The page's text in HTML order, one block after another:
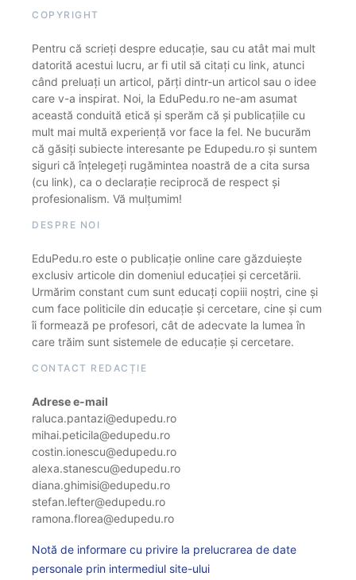
COPYRIGHT
Pentru că scrieți despre educație, sau cu atât mai mult
datorită acestui lucru, ar fi util să citați cu link, atunci
când preluați un articol, părți dintr-un articol sau o idee
care v-a inspirat. Noi, la EduPedu.ro ne-am asumat
această conduită etică și sperăm că și publicațiile cu
mult mai multă experiență vor face la fel. Ne bucurăm
că găsiți subiecte interesante pe Edupedu.ro și suntem
siguri că înțelegeți rugămintea noastră de a cita sursa
(cu link), ca o declarație reciprocă de respect și
profesionalism. Vă mulțumim!
DESPRE NOI
EduPedu.ro este o publicație online care găzduiește
exclusiv articole din domeniul educației și cercetării.
Urmărim constant cum sunt educați copiii noștri, cine și
cum face politicile din educație și cercetare, cine și cum
îi formează pe profesori, cât de adecvate la lumea în
care trăim sunt sistemele de educație și cercetare.
CONTACT REDACȚIE
Adrese e-mail
raluca.pantazi@edupedu.ro
mihai.peticila@edupedu.ro
costin.ionescu@edupedu.ro
alexa.stanescu@edupedu.ro
diana.ghimisi@edupedu.ro
stefan.lefter@edupedu.ro
ramona.florea@edupedu.ro
Notă de informare cu privire la prelucrarea de date
personale prin intermediul site-ului